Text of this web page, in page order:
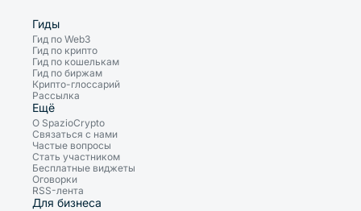
Гиды
Гид по Web3
Гид по крипто
Гид по кошелькам
Гид по биржам
Крипто-глоссарий
Рассылка
Ещё
О SpazioCrypto
Связаться с нами
Частые вопросы
Стать участником
Бесплатные виджеты
Оговорки
RSS-лента
Для бизнеса